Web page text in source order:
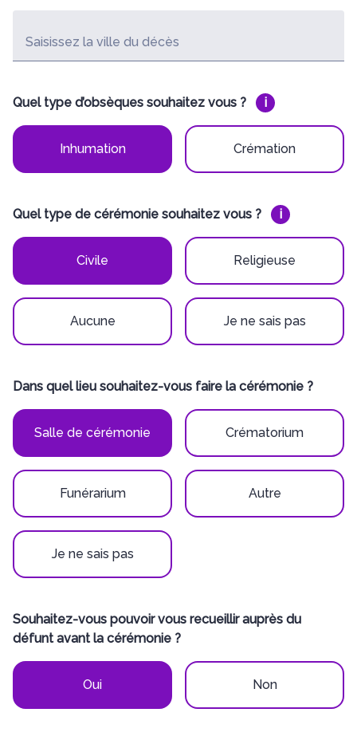
Saisissez la ville du décès
Quel type d’obsèques souhaitez vous ? i
Inhumation Crémation
Quel type de cérémonie souhaitez vous ? i
Civile Religieuse
Aucune Je ne sais pas
Dans quel lieu souhaitez-vous faire la cérémonie ?
Salle de cérémonie Crématorium
Funérarium Autre
Je ne sais pas
Souhaitez-vous pouvoir vous recueillir auprès du
défunt avant la cérémonie ?
Oui Non